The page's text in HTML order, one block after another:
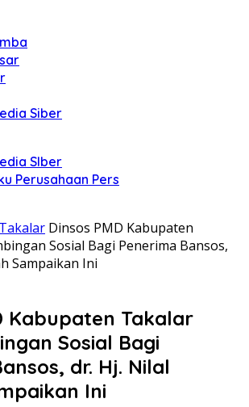
Siber
SIber
Perusahaan Pers
Takalar Dinsos PMD Kabupaten
Sosial Bagi Penerima Bansos,
Sampaikan Ini
Kabupaten Takalar
Sosial Bagi
dr. Hj. Nilal
Ini